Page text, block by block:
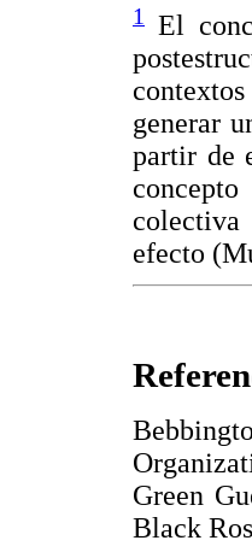
1
El
generar
partir de
colectiva
efecto
Green
Black